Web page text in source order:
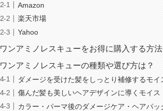
Amazon
楽天市場
Yahoo
ワンアミノレスキューをお得に購入する方法
ワンアミノレスキューの種類や選び方は？
ダメージを受けた髪をしっとり補修するモイ
傷んだ髪も美しいヘアデザインに導くモイス
カラー・パーマ後のダメージケア・ヘアパッ